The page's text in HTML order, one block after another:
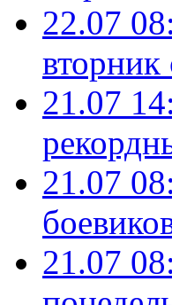
22.07
21.07
21.07
21.07